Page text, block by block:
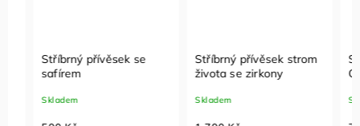
Stříbrný přívěsek se
safírem
Skladem
Stříbrný přívěsek strom
života se zirkony
Skladem